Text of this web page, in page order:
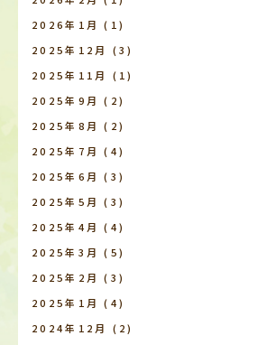
2026年1月 (1)
2025年12月
(3)
2025年11月
(1)
2025年9月 (2)
2025年8月 (2)
2025年7月 (4)
2025年6月 (3)
2025年5月 (3)
2025年4月 (4)
2025年3月 (5)
2025年2月 (3)
2025年1月 (4)
2024年12月
(2)